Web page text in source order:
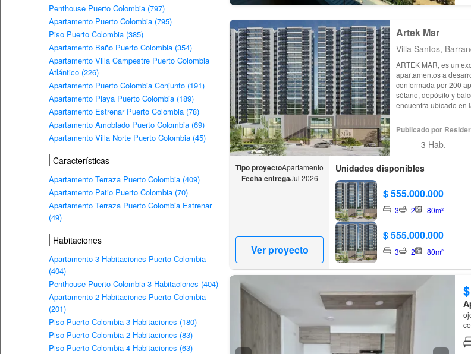
Penthouse Puerto Colombia (797)
Apartamento Puerto Colombia (795)
Piso Puerto Colombia (385)
Apartamento Baño Puerto Colombia (354)
Apartamento Villa Campestre Puerto Colombia
Atlántico (226)
Apartamento Puerto Colombia Conjunto (191)
Apartamento Playa Puerto Colombia (189)
Apartamento Estrenar Puerto Colombia (78)
Apartamento Amoblado Puerto Colombia (69)
Apartamento Villa Norte Puerto Colombia (45)
Características
Apartamento Terraza Puerto Colombia (409)
Apartamento Patio Puerto Colombia (70)
Apartamento Terraza Puerto Colombia Estrenar
(49)
Habitaciones
Apartamento 3 Habitaciones Puerto Colombia
(404)
Penthouse Puerto Colombia 3 Habitaciones (404)
Apartamento 2 Habitaciones Puerto Colombia
(201)
Piso Puerto Colombia 3 Habitaciones (180)
Piso Puerto Colombia 2 Habitaciones (83)
Piso Puerto Colombia 4 Habitaciones (63)
Artek Mar
Villa Santos,
ARTEK MAR, es un
apartamentos a
conformada por 200
sótano, depósito y balcón en
encuentra ubicado en
del centro comercial
son la circunvalar ,vía
comercial Strip malla y euro,
que van desde los 75.36 M2 hasta los 89.36 M2
juegos * Business center *
zonas húmedas (spa,
de permanencia. *
Publicado por
3 Hab.
Tipo proyectoApartamento
Fecha entregaJul 2026
Ver proyecto
Unidades disponibles
$ 555.000.000
3 2 80m²
$ 555.000.000
3 2 80m²